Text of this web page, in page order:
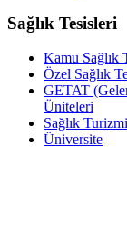
Sağlık Tesisleri
Kamu Sağlık
Özel Sağlık
GETAT
Üniteleri
Sağlık
Üniversite